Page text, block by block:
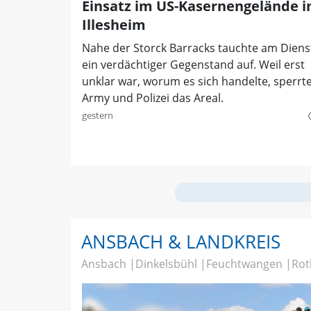
Einsatz im US-Kasernengelände
Illesheim
Nahe der Storck Barracks tauchte am
ein verdächtiger Gegenstand auf. Weil erst
unklar war, worum es sich handelte,
Army und Polizei das Areal.
gestern
ANSBACH & LANDKREIS
Ansbach Dinkelsbühl Feuchtwangen